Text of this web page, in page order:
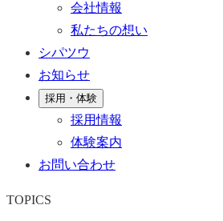
会社情報
私たちの想い
シパツウ
お知らせ
採用・体験
採用情報
体験案内
お問い合わせ
TOPICS